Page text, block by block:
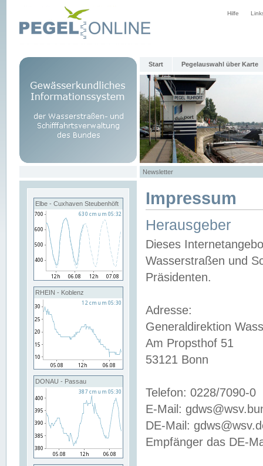
Hilfe
Start Pegelauswahl über Karte
Newsletter
Elbe - Cuxhaven Steubenhöft
RHEIN - Koblenz
DONAU - Passau
Impressum
Herausgeber
Dieses
Wasserstraßen und
Präsidenten.
Adresse:
Generaldirektion
Am Propsthof 51
53121 Bonn
Telefon: 0228/7090-0
E-Mail:
DE-Mail:
Empfänger das DE-